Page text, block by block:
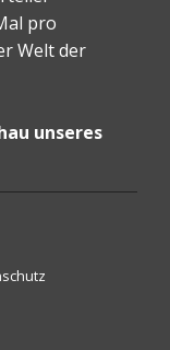
pro
Welt der
unseres